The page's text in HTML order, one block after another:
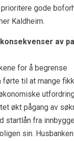
gode
Kaldheim.
av
for å begrense
førte til at mange
økt pågang av
startlån fra
sin.